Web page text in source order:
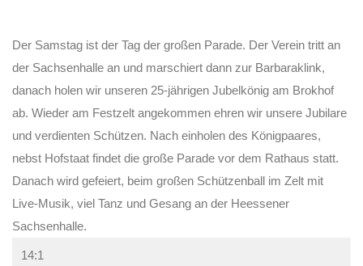
Der Samstag ist der Tag der großen Parade. Der Verein tritt an
der Sachsenhalle an und marschiert dann zur Barbaraklink,
danach holen wir unseren 25-jährigen Jubelkönig am Brokhof
ab. Wieder am Festzelt angekommen ehren wir unsere Jubilare
und verdienten Schützen. Nach einholen des Königpaares,
nebst Hofstaat findet die große Parade vor dem Rathaus statt.
Danach wird gefeiert, beim großen Schützenball im Zelt mit
Live-Musik, viel Tanz und Gesang an der Heessener
Sachsenhalle.
14:1